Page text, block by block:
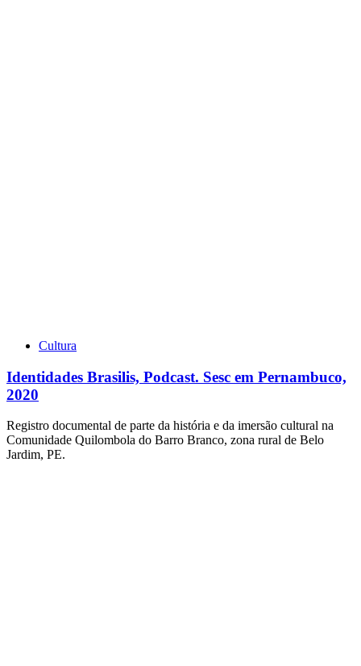
Cultura
Identidades Brasilis, Podcast. Sesc em Pernambuco,
2020
Registro documental de parte da história e da imersão cultural na
Comunidade Quilombola do Barro Branco, zona rural de Belo
Jardim, PE.